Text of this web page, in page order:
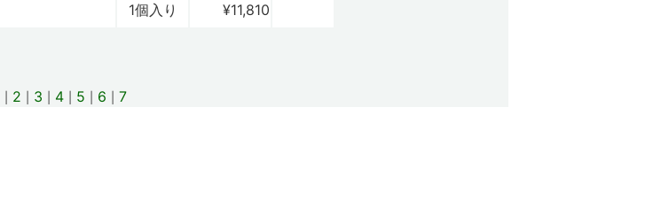
1個入り ¥11,810
2 3 4 5 6 7